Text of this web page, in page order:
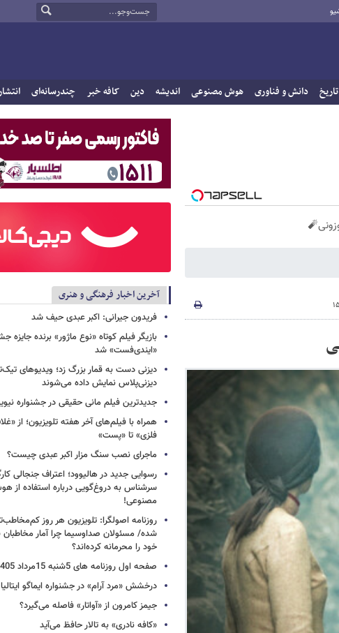
تاریخ دانش و فناوری هوش مصنوعی اندیشه دین کافه خبر چندرسانه‌ای
آخرین اخبار فرهنگی و هنری
فریدون جیرانی: اکبر عبدی حیف شد
بازیگر فیلم کوتاه «نوع ماژور» برنده جایزه
«ایندی‌فست» شد
دیزنی دست به قمار بزرگ زد؛ ویدیوهای
دیزنی‌پلاس نمایش داده می‌شوند
جدیدترین فیلم مانی حقیقی در جشنواره
همراه با فیلم‌های آخر هفته تلویزیون؛ از
فلزی» تا «پست»
ماجرای نصب سنگ مزار اکبر عبدی چیست؟
رسوایی جدید در هالیوود؛ اعتراف جنجالی
سرشناس به دروغ‌گویی درباره استفاده از
مصنوعی!
روزنامه اصولگرا: تلویزیون هر روز
شده/ مسئولان صداوسیما چرا آمار مخاطبان
خود را محرمانه کرده‌اند؟
صفحه اول روزنامه های 5شنبه 15مرداد 1405
درخشش «مرد آرام» در جشنواره ایماگو ایتالیا
جیمز کامرون از «آواتار» فاصله می‌گیرد؟
«کافه نادری» به تالار حافظ می‌آید